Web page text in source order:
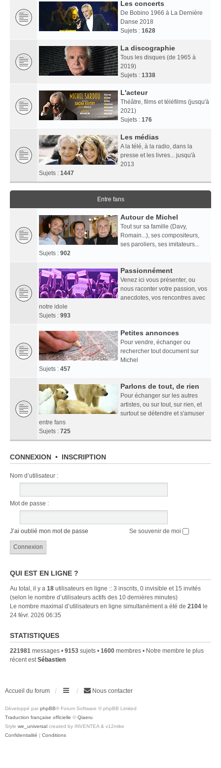
Les concerts
De Bobino 1966 à La Dernière
Danse 2018
Sujets : 1628
La discographie
Tous les disques (de 1965 à
2019)
Sujets : 1338
L'acteur
Théâtre, films et téléfilms (jusqu'à
2021)
Sujets : 176
Les médias
A la télé, à la radio, dans la
presse et les livres... jusqu'à
2013
Sujets : 1447
Entre fans
Autour de Michel
Tout sur sa famille (Davy,
Romain...), ses compositeurs,
ses paroliers, ses imitateurs...
Sujets : 902
Passionnément
Venez ici vous présenter, ou
nous raconter votre passion, vos
anecdotes, vos rencontres avec
notre idole
Sujets : 993
Petites annonces
Pour vendre, échanger ou
rechercher tout document sur
Michel
Sujets : 457
Parlons de tout, de rien
Pour échanger sur les autres
artistes, ou sur tout, sur rien, et
surtout se détendre et s'amuser
entre fans
Sujets : 725
CONNEXION • INSCRIPTION
Nom d’utilisateur :
Mot de passe :
J’ai oublié mon mot de passe Se souvenir de moi
QUI EST EN LIGNE ?
Au total, il y a 18 utilisateurs en ligne :: 3 inscrits, 0 invisible et 15 invités
(selon le nombre d’utilisateurs actifs des 10 dernières minutes)
Le nombre maximal d’utilisateurs en ligne simultanément a été de 2104 le
24 févr. 2026 06:35
STATISTIQUES
221981 messages • 9153 sujets • 1600 membres • Notre membre le plus
récent estSébastien
Accueil du forum Nous contacter
Développé par phpBB® Forum Software © phpBB Limited
Traduction française officielle © Qiaeru
Style we_universal created by INVENTEA & v12mike
Confidentialité | Conditions